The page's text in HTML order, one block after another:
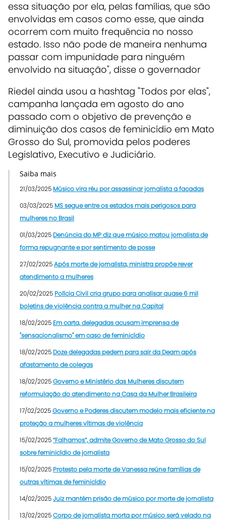
essa situação por ela, pelas famílias, que são
envolvidas em casos como esse, que ainda
ocorrem com muito frequência no nosso
estado. Isso não pode de maneira nenhuma
passar com impunidade para ninguém
envolvido na situação", disse o governador
Riedel ainda usou a hashtag "Todos por elas",
campanha lançada em agosto do ano
passado com o objetivo de prevenção e
diminuição dos casos de feminicídio em Mato
Grosso do Sul, promovida pelos poderes
Legislativo, Executivo e Judiciário.
Saiba mais
21/03/2025 Músico vira réu por assassinar jornalista a facadas
03/03/2025 MS segue entre os estados mais perigosos para
mulheres no Brasil
01/03/2025 Denúncia do MP diz que músico matou jornalista de
forma repugnante e por sentimento de posse
27/02/2025Após morte de jornalista, ministra propõe rever
atendimento a mulheres
20/02/2025 Polícia Civil cria grupo para analisar quase 6 mil
boletins de violência contra a mulher na Capital
18/02/2025 Em carta, delegadas acusam imprensa de
"sensacionalismo" em caso de feminicídio
18/02/2025 Doze delegadas pedem para sair da Deam após
afastamento de colegas
18/02/2025Governo e Ministério das Mulheres discutem
reformulação do atendimento na Casa da Mulher Brasileira
17/02/2025Governo e Poderes discutem modelo mais eficiente na
proteção a mulheres vítimas de violência
15/02/2025“Falhamos”, admite Governo de Mato Grosso do Sul
sobre feminicídio de jornalista
15/02/2025 Protesto pela morte de Vanessa reúne famílias de
outras vítimas de feminicídio
14/02/2025Juiz mantém prisão de músico por morte de jornalista
13/02/2025Corpo de jornalista morta por músico será velado na